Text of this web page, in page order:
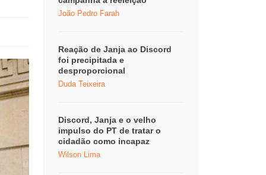
João Pedro Farah
Reação de Janja ao Discord
foi precipitada e
desproporcional
Duda Teixeira
Discord, Janja e o velho
impulso do PT de tratar o
cidadão como incapaz
Wilson Lima